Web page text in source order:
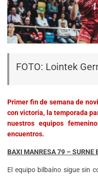
FOTO: Lointek
Primer fin de semana de
con victoria, la temporada
nuestros equipos
encuentros.
BAXI MANRESA 79 – SURNE
El equipo bilbaíno sigue sin